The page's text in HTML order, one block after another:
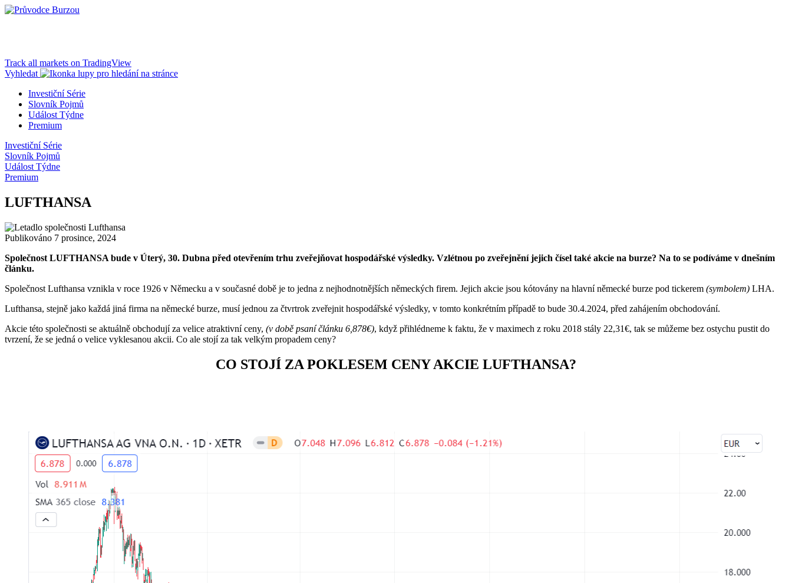
Track all markets on TradingView
Vyhledat
Investiční Série
Slovník Pojmů
Událost Týdne
Premium
Investiční Série
Slovník Pojmů
Událost Týdne
Premium
LUFTHANSA
Publikováno 7 prosince, 2024
Společnost LUFTHANSA bude v Úterý, 30. Dubna před otevřením trhu zveřejňovat hospodářské výsledky. Vzlétnou po zveřejnění jejich čísel také akcie na burze? Na to se podíváme v dnešním
článku.
Společnost Lufthansa vznikla v roce 1926 v Německu a v současné době je to jedna z nejhodnotnějších německých firem. Jejich akcie jsou kótovány na hlavní německé burze pod tickerem (symbolem) LHA.
Lufthansa, stejně jako každá jiná firma na německé burze, musí jednou za čtvrtrok zveřejnit hospodářské výsledky, v tomto konkrétním případě to bude 30.4.2024, před zahájením obchodování.
Akcie této společnosti se aktuálně obchodují za velice atraktivní ceny, (v době psaní článku 6,878€), když přihlédneme k faktu, že v maximech z roku 2018 stály 22,31€, tak se můžeme bez ostychu pustit do
tvrzení, že se jedná o velice vyklesanou akcii. Co ale stojí za tak velkým propadem ceny?
CO STOJÍ ZA POKLESEM CENY AKCIE LUFTHANSA?